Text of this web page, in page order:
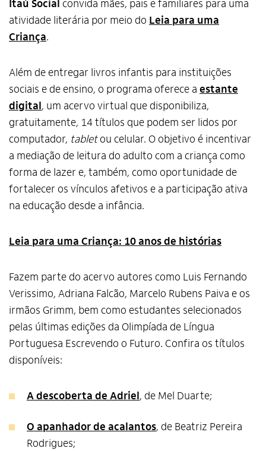
Itaú Social convida mães, pais e familiares para uma
atividade literária por meio do Leia para uma
Criança.
Além de entregar livros infantis para instituições
sociais e de ensino, o programa oferece a estante
digital, um acervo virtual que disponibiliza,
gratuitamente, 14 títulos que podem ser lidos por
computador, tabletou celular. O objetivo é incentivar
a mediação de leitura do adulto com a criança como
forma de lazer e, também, como oportunidade de
fortalecer os vínculos afetivos e a participação ativa
na educação desde a infância.
Leia para uma Criança: 10 anos de histórias
Fazem parte do acervo autores como Luis Fernando
Verissimo, Adriana Falcão, Marcelo Rubens Paiva e os
irmãos Grimm, bem como estudantes selecionados
pelas últimas edições da Olimpíada de Língua
Portuguesa Escrevendo o Futuro. Confira os títulos
disponíveis:
A descoberta de Adriel, de Mel Duarte;
O apanhador de acalantos, de Beatriz Pereira
Rodrigues;